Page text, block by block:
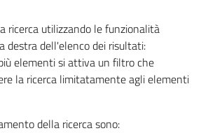
ricerca utilizzando le funzionalità
destra dell'elenco dei risultati:
elementi si attiva un filtro che
la ricerca limitatamente agli elementi
della ricerca sono: